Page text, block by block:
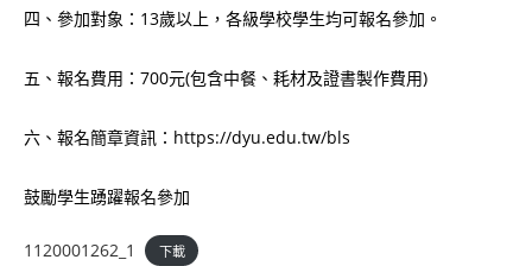
四、參加對象：13歲以上，各級學校學生均可報名參加。
五、報名費用：700元(包含中餐、耗材及證書製作費用)
六、報名簡章資訊：https://dyu.edu.tw/bls
鼓勵學生踴躍報名參加
1120001262_1 下載